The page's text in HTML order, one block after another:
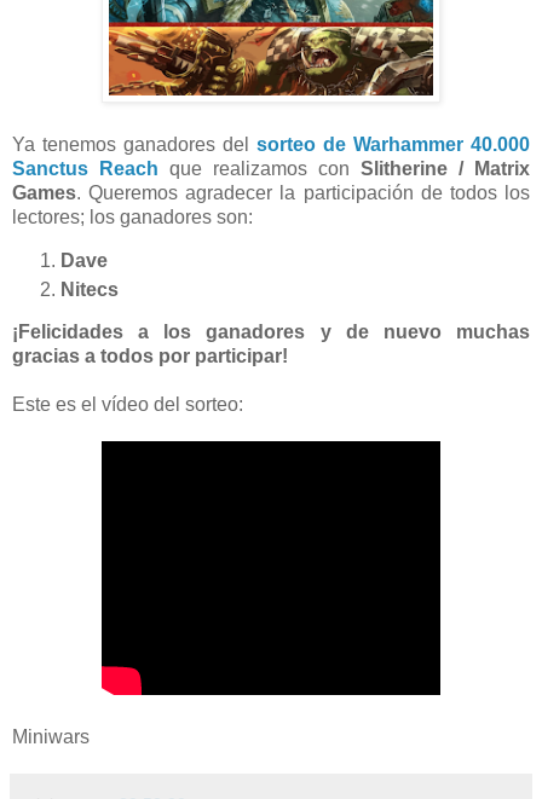
Ya tenemos ganadores del sorteo de Warhammer 40.000
Sanctus Reach que realizamos con Slitherine / Matrix
Games. Queremos agradecer la participación de todos los
lectores; los ganadores son:
Dave
Nitecs
¡Felicidades a los ganadores y de nuevo muchas
gracias a todos por participar!
Este es el vídeo del sorteo:
Miniwars